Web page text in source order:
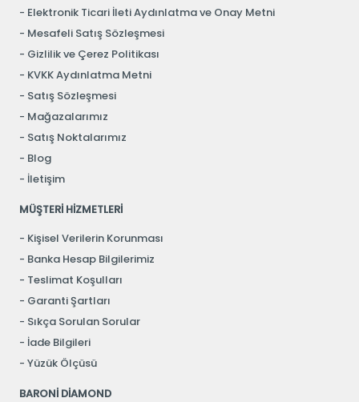
Elektronik Ticari İleti Aydınlatma ve Onay Metni
Mesafeli Satış Sözleşmesi
Gizlilik ve Çerez Politikası
KVKK Aydınlatma Metni
Satış Sözleşmesi
Mağazalarımız
Satış Noktalarımız
Blog
İletişim
MÜŞTERİ HİZMETLERİ
Kişisel Verilerin Korunması
Banka Hesap Bilgilerimiz
Teslimat Koşulları
Garanti Şartları
Sıkça Sorulan Sorular
İade Bilgileri
Yüzük Ölçüsü
BARONİ DİAMOND